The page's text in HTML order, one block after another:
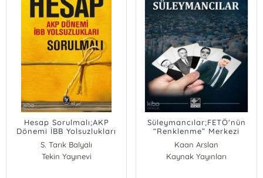
Hesap Sorulmalı;AKP
Dönemi İBB Yolsuzlukları
S. Tarık Balyalı
Tekin Yayınevi
Süleymancılar;FETÖ'nün
“Renklenme” Merkezi
Kaan Arslan
Kaynak Yayınları